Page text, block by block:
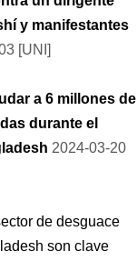
y manifestantes
[UNI]
a 6 millones de
durante el
2024-03-20
de desguace
son clave